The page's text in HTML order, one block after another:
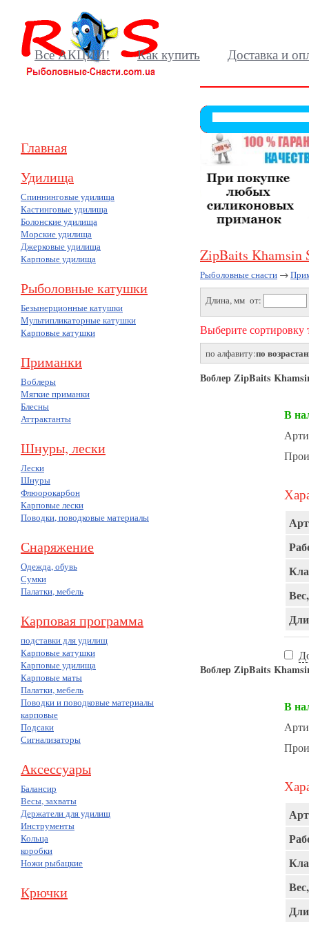
Все АКЦИИ! Как купить Доставка и
Главная
Удилища
Спиннинговые удилища
Кастинговые удилища
Болонские удилища
Морские удилища
Джерковые удилища
Карповые удилища
Рыболовные катушки
Безынерционные катушки
Мультипликаторные катушки
Карповые катушки
Приманки
Воблеры
Мягкие приманки
Блесны
Аттрактанты
Шнуры, лески
Лески
Шнуры
Флюорокарбон
Карповые лески
Поводки, поводковые материалы
Снаряжение
Одежда, обувь
Сумки
Палатки, мебель
Карповая программа
подставки для удилищ
Карповые катушки
Карповые удилища
Карповые маты
Палатки, мебель
Поводки и поводковые материалы
карповые
Подсаки
Сигнализаторы
Аксессуары
Балансир
Весы, захваты
Держатели для удилищ
Инструменты
Кольца
коробки
Ножи рыбацкие
Крючки
ZipBaits Khamsin
Рыболовные снасти →
Длина, мм от:
Выберите сортировку
по алфавиту:по
Воблер ZipBaits
В
Воблер ZipBaits
В